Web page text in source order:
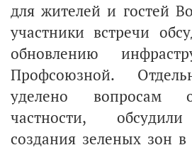
для жителей и гостей
участники встречи
обновлению
Профсоюзной.
уделено вопросам
частности,
создания зеленых зон